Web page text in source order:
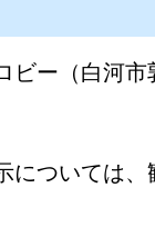
ビー（白河市
については、